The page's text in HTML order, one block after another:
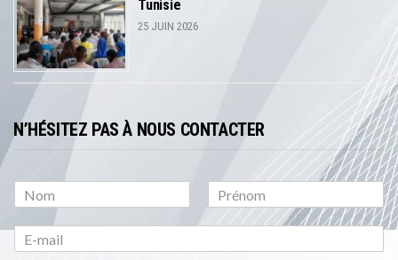
Tunisie
25 JUIN 2026
N’HÉSITEZ PAS À NOUS CONTACTER
r
n
o